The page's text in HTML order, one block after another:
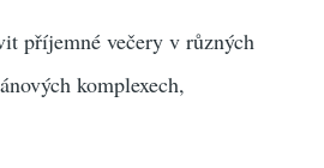
příjemné večery v různých
komplexech,